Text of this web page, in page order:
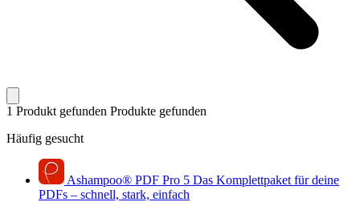
1 Produkt gefunden Produkte gefunden
Häufig gesucht
Ashampoo® PDF Pro 5 Das Komplettpaket für deine
PDFs – schnell, stark, einfach